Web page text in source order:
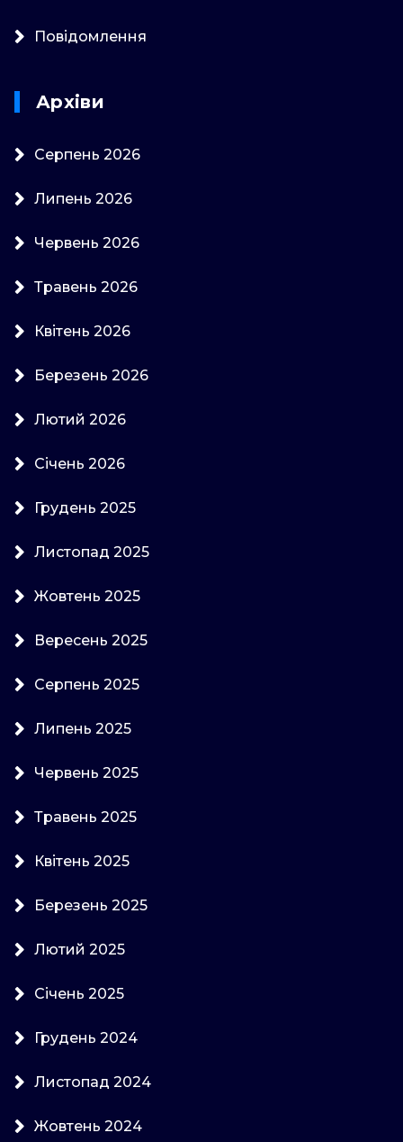
Повідомлення
Архіви
Серпень 2026
Липень 2026
Червень 2026
Травень 2026
Квітень 2026
Березень 2026
Лютий 2026
Січень 2026
Грудень 2025
Листопад 2025
Жовтень 2025
Вересень 2025
Серпень 2025
Липень 2025
Червень 2025
Травень 2025
Квітень 2025
Березень 2025
Лютий 2025
Січень 2025
Грудень 2024
Листопад 2024
Жовтень 2024